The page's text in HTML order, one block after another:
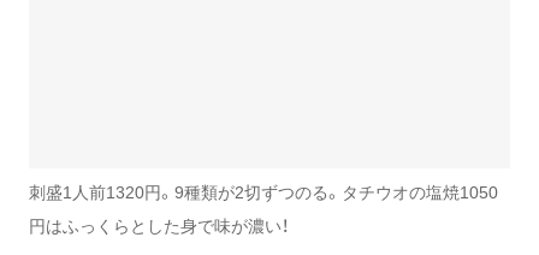
刺盛1人前1320円。9種類が2切ずつのる。タチウオの塩焼1050
円はふっくらとした身で味が濃い！